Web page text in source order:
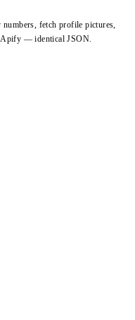
fetch profile pictures,
Apify — identical JSON.